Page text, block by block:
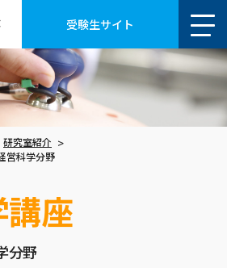
受験生サイト
研究室紹介
営科学分野
座
分野